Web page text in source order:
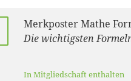
Merkposter Mathe
Die wichtigsten
In Mitgliedschaft enthalten